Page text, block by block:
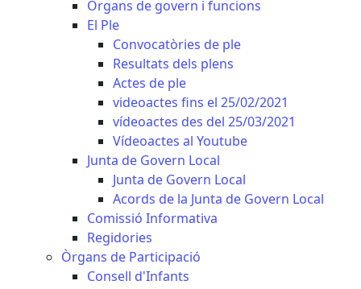
Òrgans de govern i funcions
El Ple
Convocatòries de ple
Resultats dels plens
Actes de ple
videoactes fins el 25/02/2021
vídeoactes des del 25/03/2021
Vídeoactes al Youtube
Junta de Govern Local
Junta de Govern Local
Acords de la Junta de Govern Local
Comissió Informativa
Regidories
Òrgans de Participació
Consell d'Infants